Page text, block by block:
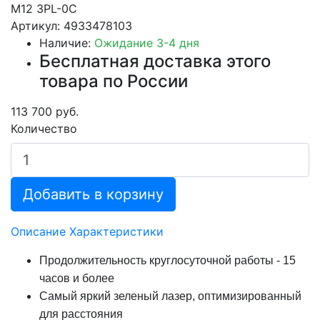
M12 3PL-0C
Артикул: 4933478103
Наличие: Ожидание 3-4 дня
Бесплатная доставка этого
товара по России
113 700 руб.
Количество
Добавить в корзину
Описание Характеристики
Продолжительность круглосуточной работы - 15
часов и более
Самый яркий зеленый лазер, оптимизированный
для расстояния